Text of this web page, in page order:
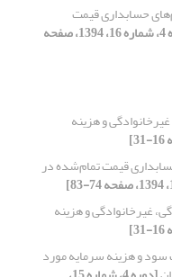
حسابداری قیمت
[دوره 4، شماره 16، 1394، صفحه
و هزینه
قیمت تمام‌شده در
غیرخانوادگی و هزینه
و هزینه سرمایه مورد